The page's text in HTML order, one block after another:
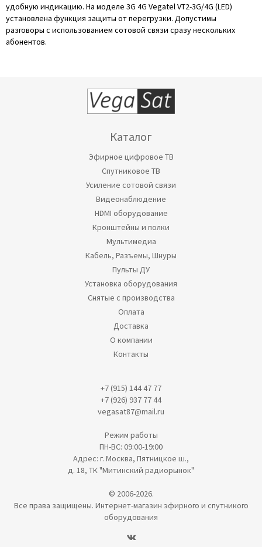
удобную индикацию. На моделе 3G 4G Vegatel VT2-3G/4G (LED)
установлена функция защиты от перегрузки. Допустимы
разговоры с использованием сотовой связи сразу нескольких
абонентов.
Каталог
Эфирное цифровое ТВ
Спутниковое ТВ
Усиление сотовой связи
Видеонаблюдение
HDMI оборудование
Кронштейны и полки
Мультимедиа
Кабель, Разъемы, Шнуры
Пульты ДУ
Установка оборудования
Снятые с производства
Оплата
Доставка
О компании
Контакты
+7 (915) 144 47 77
+7 (926) 937 77 44
vegasat87@mail.ru
Режим работы
ПН-ВС: 09:00-19:00
Адрес: г. Москва, Пятницкое ш.,
д. 18, ТК "Митинский радиорынок"
© 2006-2026.
Все права защищены. Интернет-магазин эфирного и спутникого
оборудования